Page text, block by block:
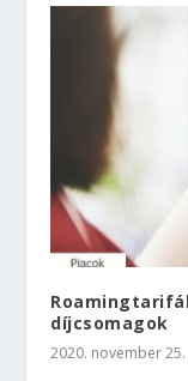
díjcsomagok
2020. november 25.